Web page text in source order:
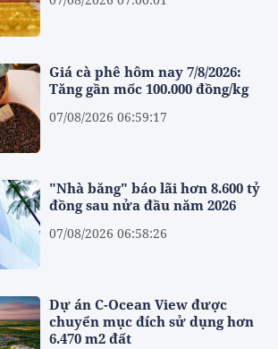
Giá cà phê hôm nay 7/8/2026:
Tăng gần mốc 100.000 đồng/kg
07/08/2026 06:59:17
"Nhà băng" báo lãi hơn 8.600 tỷ
đồng sau nửa đầu năm 2026
07/08/2026 06:58:26
Dự án C-Ocean View được
chuyển mục đích sử dụng hơn
6.470 m2 đất